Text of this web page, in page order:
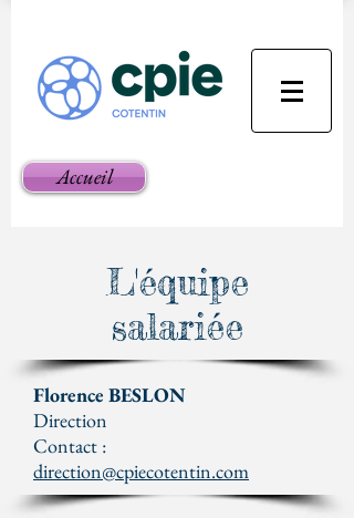
Accueil
L'équipe
salariée
Florence BESLON
Direction
Contact :
direction@cpiecotentin.com